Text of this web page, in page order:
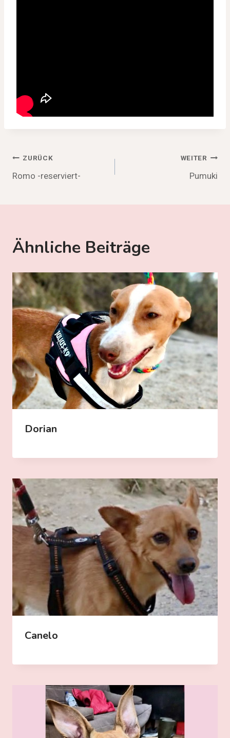
Beitragsnavigation
ZURÜCK
Romo -reserviert-
WEITER
Pumuki
Ähnliche Beiträge
Dorian
Canelo